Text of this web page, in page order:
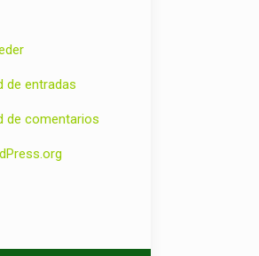
de entradas
de comentarios